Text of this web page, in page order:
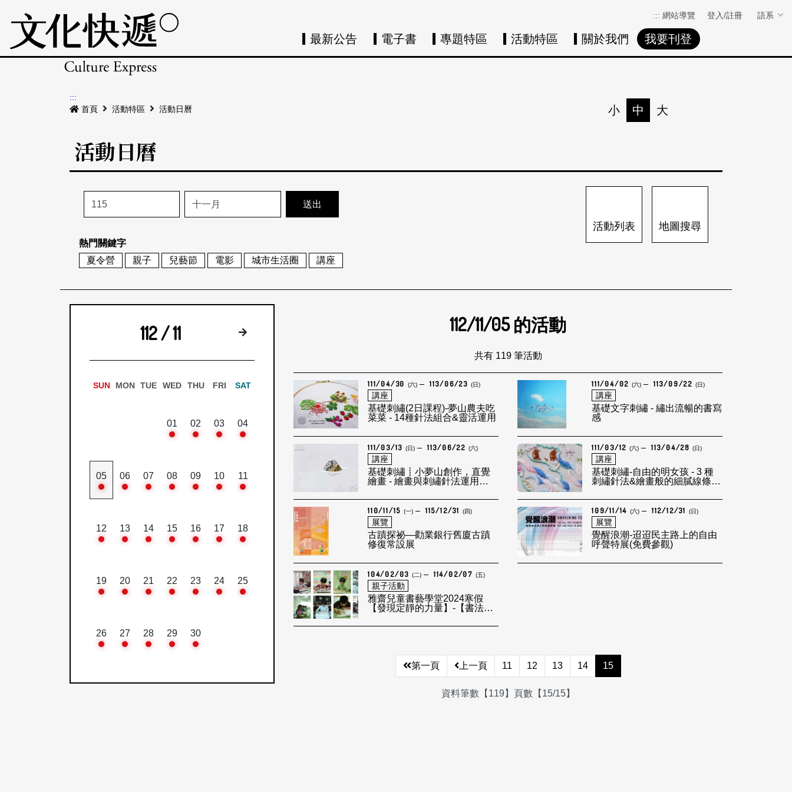
::: 網站導覽 登入/註冊 語系
最新公告 電子書 專題特區 活動特區 關於我們 我要刊登
:::
首頁
活動特區 活動日曆 小 中 大
活動日曆
熱門關鍵字
夏令營
親子 兒藝節 電影 城市生活圈 講座
活動列表 地圖搜尋
112 / 11 下個月
SUN MON TUE WED THU FRI SAT
01 02 03 04
05 06 07 08 09 10 11
12 13 14 15 16 17 18
19 20 21 22 23 24 25
26 27 28 29 30
112/11/05的活動
共有 119 筆活動
111/04/30 (六) 113/06/23 (日)
講座
基礎刺繡(2日課程)-夢山農夫吃
菜菜 - 14種針法組合&靈活運用
111/04/02 (六) 113/09/22 (日)
講座
基礎文字刺繡 - 繡出流暢的書寫
感
111/03/13 (日) 113/06/22 (六)
講座
基礎刺繡┋小夢山創作，直覺
繪畫 - 繪畫與刺繡針法運用
111/03/12 (六) 113/04/28 (日)
講座
基礎刺繡-自由的明女孩 - 3 種
刺繡針法&繪畫般的細膩線條表
110/11/15 (一) 115/12/31 (四)
展覽
古蹟探祕—勸業銀行舊廈古蹟
修復常設展
109/11/14 (六) 112/12/31 (日)
展覽
覺醒浪潮-迢迢民主路上的自由
呼聲特展(免費參觀)
104/02/03 (二) 114/02/07 (五)
親子活動
雅齋兒童書藝學堂2024寒假
【發現定靜的力量】-【書法啟
第一頁 上一頁 11 12 13 14 15
資料筆數【119】頁數【15/15】